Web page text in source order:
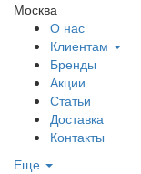
Москва
О нас
Клиентам
Бренды
Акции
Статьи
Доставка
Контакты
Еще